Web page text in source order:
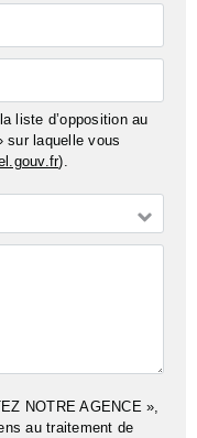
liste d’opposition au
sur laquelle vous
).
NOTRE AGENCE »,
au traitement de